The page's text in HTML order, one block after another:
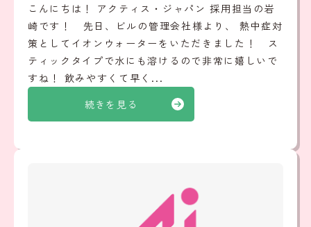
続きを見る
こんにちは！ アクティス・ジャパン 採用担当の岩
崎です！ 先日、ビルの管理会社様より、 熱中症対
策としてイオンウォーターをいただきました！ ス
ティックタイプで水にも溶けるので非常に嬉しいで
すね！ 飲みやすくて早く...